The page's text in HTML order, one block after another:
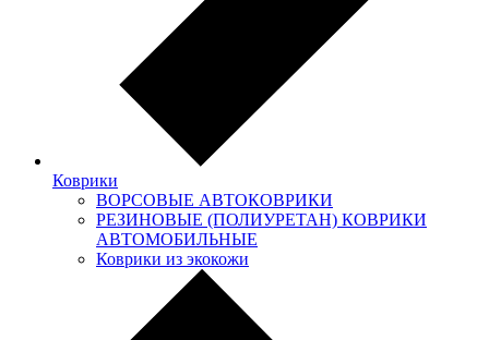
Коврики
ВОРСОВЫЕ АВТОКОВРИКИ
РЕЗИНОВЫЕ (ПОЛИУРЕТАН) КОВРИКИ
АВТОМОБИЛЬНЫЕ
Коврики из экокожи